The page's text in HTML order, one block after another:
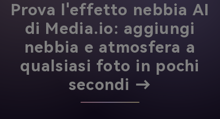
Prova l'effetto nebbia AI
di Media.io: aggiungi
nebbia e atmosfera a
qualsiasi foto in pochi
secondi →